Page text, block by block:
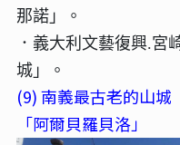
那諾」。
．義大利文藝復興.宮
城」。
(9) 南義最古老的山
「阿爾貝羅貝洛」